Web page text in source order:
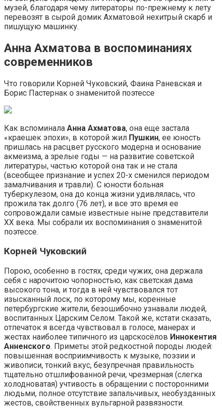
музей, благодаря чему литераторы по-прежнему к лету
перевозят в сырой домик Ахматовой нехитрый скарб и
пишущую машинку.
Анна Ахматова в воспоминаниях
современников
Что говорили Корней Чуковский, Фаина Раневская и
Борис Пастернак о знаменитой поэтессе
Как вспоминала Анна Ахматова, она еще застала
«краешек эпохи», в которой жил Пушкин, ее юность
пришлась на расцвет русского модерна и основание
акмеизма, а зрелые годы — на развитие советской
литературы, частью которой она так и не стала
(всеобщее признание и успех 20-х сменился периодом
замалчивания и травли). С юности больная
туберкулезом, она до конца жизни удивлялась, что
прожила так долго (76 лет), и все это время ее
сопровождали самые известные ныне представители
XX века. Мы собрали их воспоминания о знаменитой
поэтессе.
Корней Чуковский
Порою, особенно в гостях, среди чужих, она держала
себя с нарочитою чопорностью, как светская дама
высокого тона, и тогда в ней чувствовался тот
изысканный лоск, по которому мы, коренные
петербургские жители, безошибочно узнавали людей,
воспитанных Царским Селом. Такой же, кстати сказать,
отпечаток я всегда чувствовал в голосе, манерах и
жестах наиболее типичного из царскосёлов Иннокентия
Анненского. Приметы этой редкостной породы людей:
повышенная восприимчивость к музыке, поэзии и
живописи, тонкий вкус, безупречная правильность
тщательно отшлифованной речи, чрезмерная (слегка
холодноватая) учтивость в обращении с посторонними
людьми, полное отсутствие запальчивых, необузданных
жестов, свойственных вульгарной развязности.